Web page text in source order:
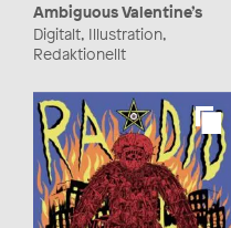
Ambiguous Valentine’s
Digitalt, Illustration,
Redaktionellt